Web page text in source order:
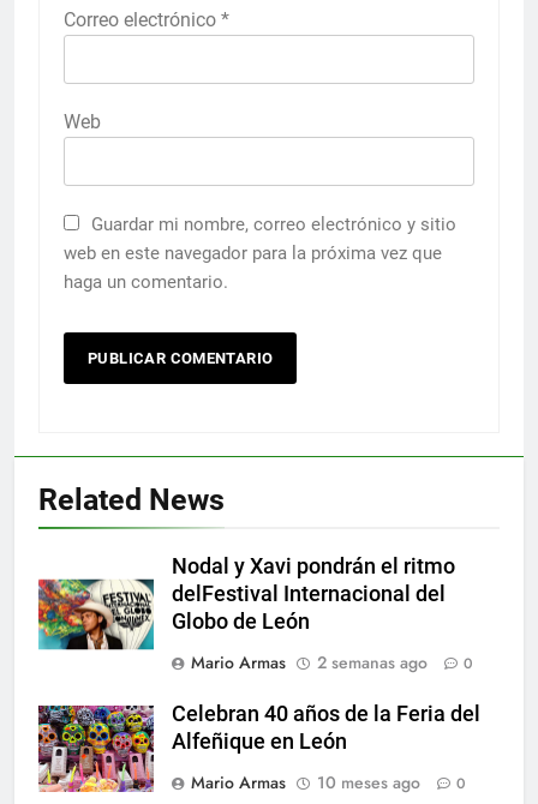
Correo electrónico *
Web
Guardar mi nombre, correo electrónico y sitio
web en este navegador para la próxima vez que
haga un comentario.
Related News
Nodal y Xavi pondrán el ritmo
delFestival Internacional del
Globo de León
Mario Armas
2 semanas ago 0
Celebran 40 años de la Feria del
Alfeñique en León
Mario Armas
10 meses ago 0